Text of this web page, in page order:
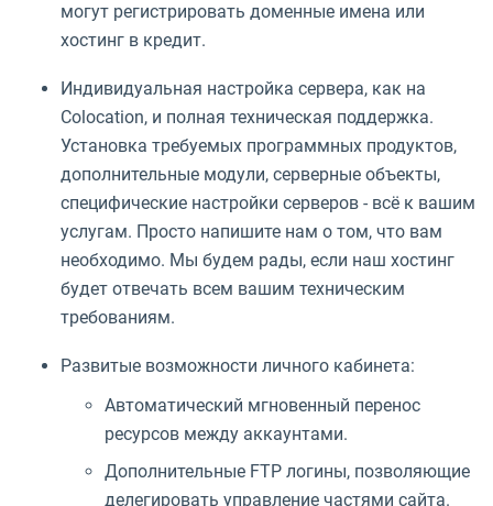
могут регистрировать доменные имена или
хостинг в кредит.
Индивидуальная настройка сервера, как на
Colocation, и полная техническая поддержка.
Установка требуемых программных продуктов,
дополнительные модули, серверные объекты,
специфические настройки серверов - всё к вашим
услугам. Просто напишите нам о том, что вам
необходимо. Мы будем рады, если наш хостинг
будет отвечать всем вашим техническим
требованиям.
Развитые возможности личного кабинета:
Автоматический мгновенный перенос
ресурсов между аккаунтами.
Дополнительные FTP логины, позволяющие
делегировать управление частями сайта.